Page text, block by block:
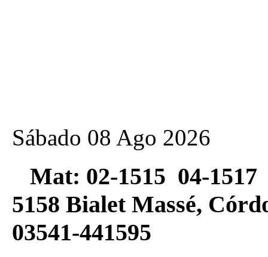
Sábado 08 Ago 2026
Mat: 02-1515 04-
5158 Bialet Massé,
03541-441595